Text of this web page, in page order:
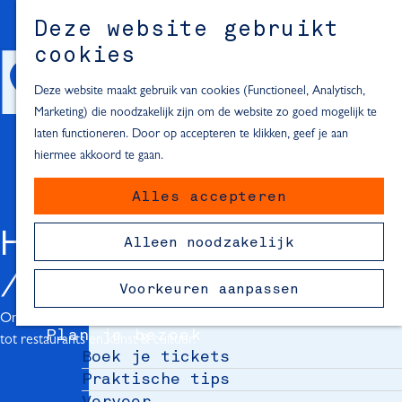
Deze website gebruikt
cookies
Deze website maakt gebruik van cookies (Functioneel, Analytisch,
Marketing) die noodzakelijk zijn om de website zo goed mogelijk te
laten functioneren. Door op accepteren te klikken, geef je aan
hiermee akkoord te gaan.
Alles accepteren
Alleen noodzakelijk
Voorkeuren aanpassen
M
e
n
u
Inspiratie voor een dagje Delft
Dagje naar het strand
Fietsen in de omgeving van Delft
Must-see attracties in de buurt
van Delft
Blijven slapen
24 uur in Delft
48 uur in Delft
72 uur in Delft
Overnachtingslocaties in Delft
Plan je bezoek
Boek je tickets
Praktische tips
HARTJE DELFT
Ontdek alle locaties in de Delftse binnenstad. Van winkels
tot restaurants en kunst & cultuur.